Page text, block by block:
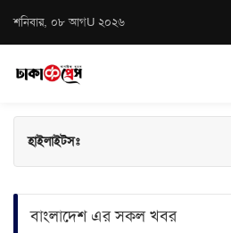
শনিবার, ০৮ আগU ২০২৬
হাইলাইটসঃ
বাংলাদেশ এর সকল খবর